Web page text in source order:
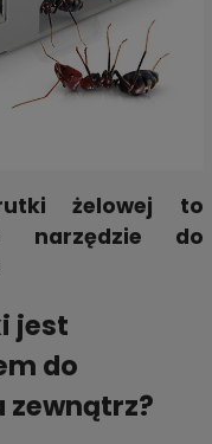
żelowej to
narzędzie do
jest
do
zewnątrz?